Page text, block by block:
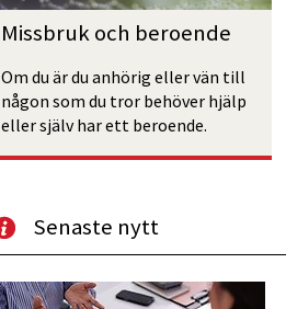
Missbruk och beroende
Om du är du anhörig eller vän till
någon som du tror behöver hjälp
eller själv har ett beroende.
Senaste nytt